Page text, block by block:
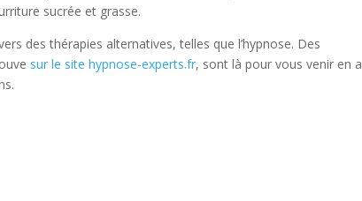
sucrée et grasse.
des thérapies alternatives, telles que l’hypnose. Des
sur le site hypnose-experts.fr, sont là pour vous venir en